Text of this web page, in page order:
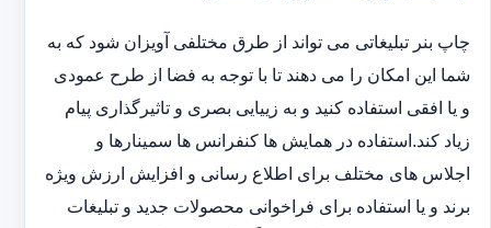
چاپ بنر تبلیغاتی می تواند از طرق مختلفی آویزان شود که به
شما این امکان را می دهند تا با توجه به فضا از طرح عمودی
و یا افقی استفاده کنید و به زییایی بصری و تاثیرگذاری پیام
زیاد کند.استفاده در همایش ها کنفرانس ها سمینارها و
اجلاس های مختلف برای اطلاع رسانی و افزایش ارزش ویژه
برند و یا استفاده برای فراخوانی محصولات جدید و تبلیغات